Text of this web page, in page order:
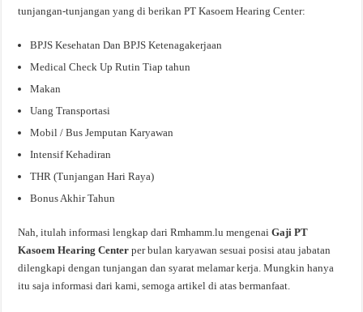
tunjangan-tunjangan yang di berikan PT Kasoem Hearing Center:
BPJS Kesehatan Dan BPJS Ketenagakerjaan
Medical Check Up Rutin Tiap tahun
Makan
Uang Transportasi
Mobil / Bus Jemputan Karyawan
Intensif Kehadiran
THR (Tunjangan Hari Raya)
Bonus Akhir Tahun
Nah, itulah informasi lengkap dari Rmhamm.lu mengenaiGaji PT
Kasoem Hearing Centerper bulan karyawan sesuai posisi atau jabatan
dilengkapi dengan tunjangan dan syarat melamar kerja. Mungkin hanya
itu saja informasi dari kami, semoga artikel di atas bermanfaat.